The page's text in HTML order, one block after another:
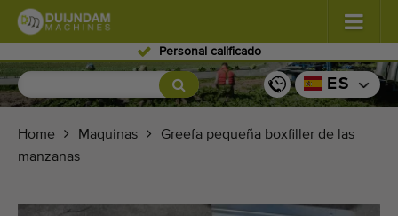
Personal calificado
Flores y plantas (576)
Verduras de invernadero
Frutas (333)
ES
Home Maquinas
Greefa pequeña boxfiller de las
manzanas